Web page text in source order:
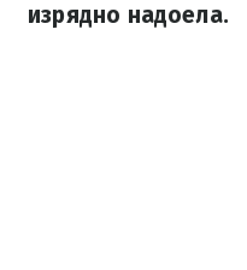
изрядно надоела.